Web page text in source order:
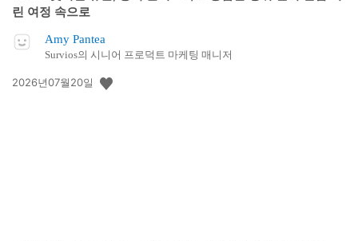
린 여정 속으로
Amy Pantea
Survios의 시니어 프로덕트 마케팅 매니저
공
2026년07월20일